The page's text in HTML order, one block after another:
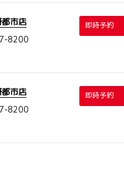
市店
8200
即時予約
市店
8200
即時予約